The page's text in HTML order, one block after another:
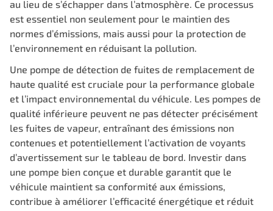
au lieu de s’échapper dans l’atmosphère. Ce processus
est essentiel non seulement pour le maintien des
normes d’émissions, mais aussi pour la protection de
l’environnement en réduisant la pollution.
Une pompe de détection de fuites de remplacement de
haute qualité est cruciale pour la performance globale
et l’impact environnemental du véhicule. Les pompes de
qualité inférieure peuvent ne pas détecter précisément
les fuites de vapeur, entraînant des émissions non
contenues et potentiellement l’activation de voyants
d’avertissement sur le tableau de bord. Investir dans
une pompe bien conçue et durable garantit que le
véhicule maintient sa conformité aux émissions,
contribue à améliorer l’efficacité énergétique et réduit